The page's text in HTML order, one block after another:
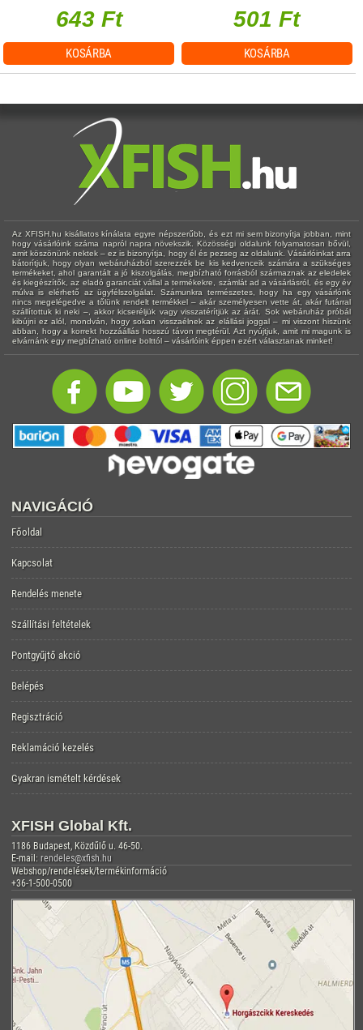
643 Ft
KOSÁRBA
501 Ft
KOSÁRBA
Az XFISH.hu kisállatos kínálata egyre népszerűbb, és ezt mi sem bizonyítja jobban, mint
hogy vásárlóink száma napról napra növekszik. Közösségi oldalunk folyamatosan bővül,
amit köszönünk nektek – ez is bizonyítja, hogy él és pezseg az oldalunk. Vásárlóinkat arra
bátorítjuk, hogy olyan webáruházból szerezzék be kis kedvenceik számára a szükséges
termékeket, ahol garantált a jó kiszolgálás, megbízható forrásból származnak az eledelek
és kiegészítők, az eladó garanciát vállal a termékekre, számlát ad a vásárlásról, és egy év
múlva is elérhető az ügyfélszolgálat. Számunkra természetes, hogy ha egy vásárlónk
nincs megelégedve a tőlünk rendelt termékkel – akár személyesen vette át, akár futárral
szállítottuk ki neki –, akkor kicseréljük vagy visszatérítjük az árát. Sok webáruház próbál
kibújni ez alól, mondván, hogy sokan visszaélnek az elállási joggal – mi viszont hiszünk
abban, hogy a korrekt hozzáállás hosszú távon megtérül. Azt nyújtjuk, amit mi magunk is
elvárnánk egy megbízható online bolttól – vásárlóink éppen ezért választanak minket!
NAVIGÁCIÓ
Főoldal
Kapcsolat
Rendelés menete
Szállítási feltételek
Pontgyűjtő akció
Belépés
Regisztráció
Reklamáció kezelés
Gyakran ismételt kérdések
XFISH Global Kft.
1186 Budapest, Közdűlő u. 46-50.
E-mail: rendeles@xfish.hu
Webshop/rendelések/termékinformáció
+36-1-500-0500